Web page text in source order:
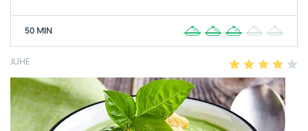
50 MIN 2 3 4
JUHE 2 3 4